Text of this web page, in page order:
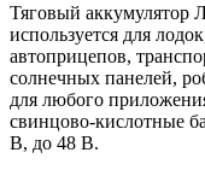
Тяговый
используется для
автоприцепов,
солнечных панелей,
для любого
свинцово-кислотные
В, до 48 В.